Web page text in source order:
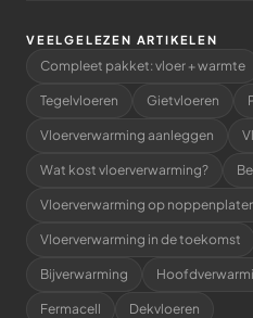
VEELGELEZEN ARTIKELEN
Compleet pakket: vloer + warmte
Tegelvloeren Gietvloeren
Vloerverwarming aanleggen
Wat kost vloerverwarming?
Vloerverwarming op
Vloerverwarming in de toekomst
Bijverwarming
Fermacell Dekvloeren